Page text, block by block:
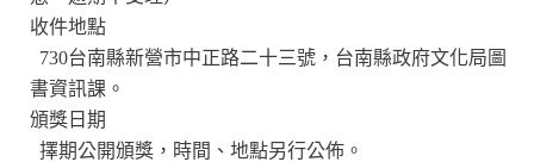
收件地點
730台南縣新營市中正路二十三號，台南縣政府文化局圖
書資訊課。
頒獎日期
擇期公開頒獎，時間、地點另行公佈。